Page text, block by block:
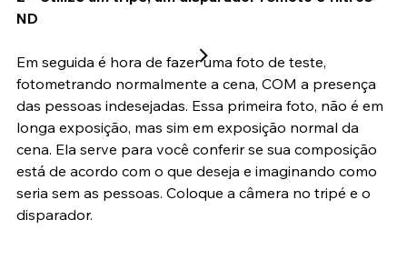
ND
Em seguida é hora de fazer uma foto de teste,
fotometrando normalmente a cena, COM a presença
das pessoas indesejadas. Essa primeira foto, não é em
longa exposição, mas sim em exposição normal da
cena. Ela serve para você conferir se sua composição
está de acordo com o que deseja e imaginando como